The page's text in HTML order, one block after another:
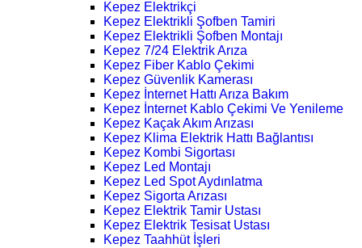
Kepez Elektrikçi
Kepez Elektrikli Şofben Tamiri
Kepez Elektrikli Şofben Montajı
Kepez 7/24 Elektrik Arıza
Kepez Fiber Kablo Çekimi
Kepez Güvenlik Kamerası
Kepez İnternet Hattı Arıza Bakım
Kepez İnternet Kablo Çekimi Ve Yenileme
Kepez Kaçak Akım Arızası
Kepez Klima Elektrik Hattı Bağlantısı
Kepez Kombi Sigortası
Kepez Led Montajı
Kepez Led Spot Aydınlatma
Kepez Sigorta Arızası
Kepez Elektrik Tamir Ustası
Kepez Elektrik Tesisat Ustası
Kepez Taahhüt İşleri